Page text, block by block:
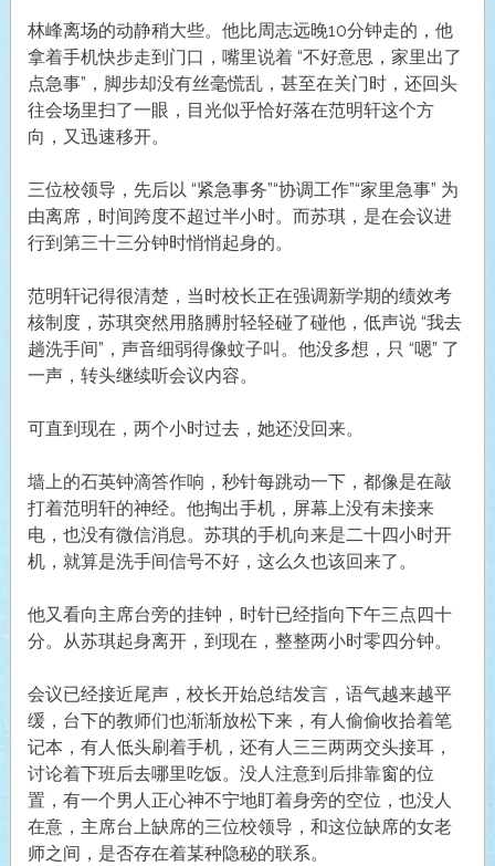
林峰离场的动静稍大些。他比周志远晚10分钟走的，他
拿着手机快步走到门口，嘴里说着 “不好意思，家里出了
点急事”，脚步却没有丝毫慌乱，甚至在关门时，还回头
往会场里扫了一眼，目光似乎恰好落在范明轩这个方
向，又迅速移开。
三位校领导，先后以 “紧急事务”“协调工作”“家里急事” 为
由离席，时间跨度不超过半小时。而苏琪，是在会议进
行到第三十三分钟时悄悄起身的。
范明轩记得很清楚，当时校长正在强调新学期的绩效考
核制度，苏琪突然用胳膊肘轻轻碰了碰他，低声说 “我去
趟洗手间”，声音细弱得像蚊子叫。他没多想，只 “嗯” 了
一声，转头继续听会议内容。
可直到现在，两个小时过去，她还没回来。
墙上的石英钟滴答作响，秒针每跳动一下，都像是在敲
打着范明轩的神经。他掏出手机，屏幕上没有未接来
电，也没有微信消息。苏琪的手机向来是二十四小时开
机，就算是洗手间信号不好，这么久也该回来了。
他又看向主席台旁的挂钟，时针已经指向下午三点四十
分。从苏琪起身离开，到现在，整整两小时零四分钟。
会议已经接近尾声，校长开始总结发言，语气越来越平
缓，台下的教师们也渐渐放松下来，有人偷偷收拾着笔
记本，有人低头刷着手机，还有人三三两两交头接耳，
讨论着下班后去哪里吃饭。没人注意到后排靠窗的位
置，有一个男人正心神不宁地盯着身旁的空位，也没人
在意，主席台上缺席的三位校领导，和这位缺席的女老
师之间，是否存在着某种隐秘的联系。